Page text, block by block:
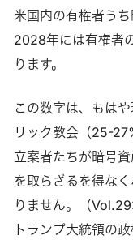
米国内の有権者う
2028年には有権者
ります。
この数字は、もは
リック教会（25-
立案者たちが暗号
を取らざるを得な
りません。（
トランプ大統領の